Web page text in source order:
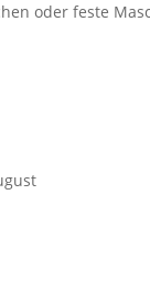
oder feste